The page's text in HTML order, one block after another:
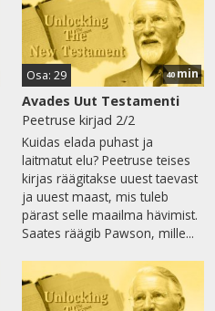
40min
Osa: 29
Avades Uut Testamenti
Peetruse kirjad 2/2
Kuidas elada puhast ja
laitmatut elu? Peetruse teises
kirjas räägitakse uuest taevast
ja uuest maast, mis tuleb
pärast selle maailma hävimist.
Saates räägib Pawson, mille...